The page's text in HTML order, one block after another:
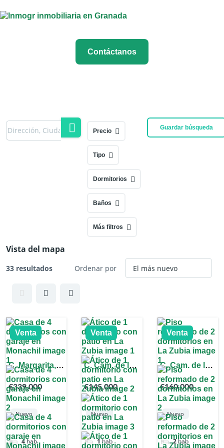
Contáctanos
Guardar búsqueda
Precio
Tipo
Dormitorios
Baños
Más filtros
Vista del mapa
33 resultados Ordenar por
Venta
C. Margarita,
18193,
Granada,
España
€339,000
Nuevo
4hab
Venta
C. Cam. de los
Ogijares, 44,
18140 La
Zubia,
Granada,
España
€145,000
Nuevo
1hab
Venta
C. Cam. de los
Ogijares,
18140 La
Zubia,
Granada,
España
€160,000
Nuevo
2 hab